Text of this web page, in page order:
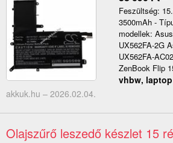
Feszültség:
3500mAh -
modellek:
UX562FA-2G
UX562FA-
ZenBook Flip
vhbw,
akkuk.hu – 2026.02.04.
Olajszűrő leszedő készlet 15